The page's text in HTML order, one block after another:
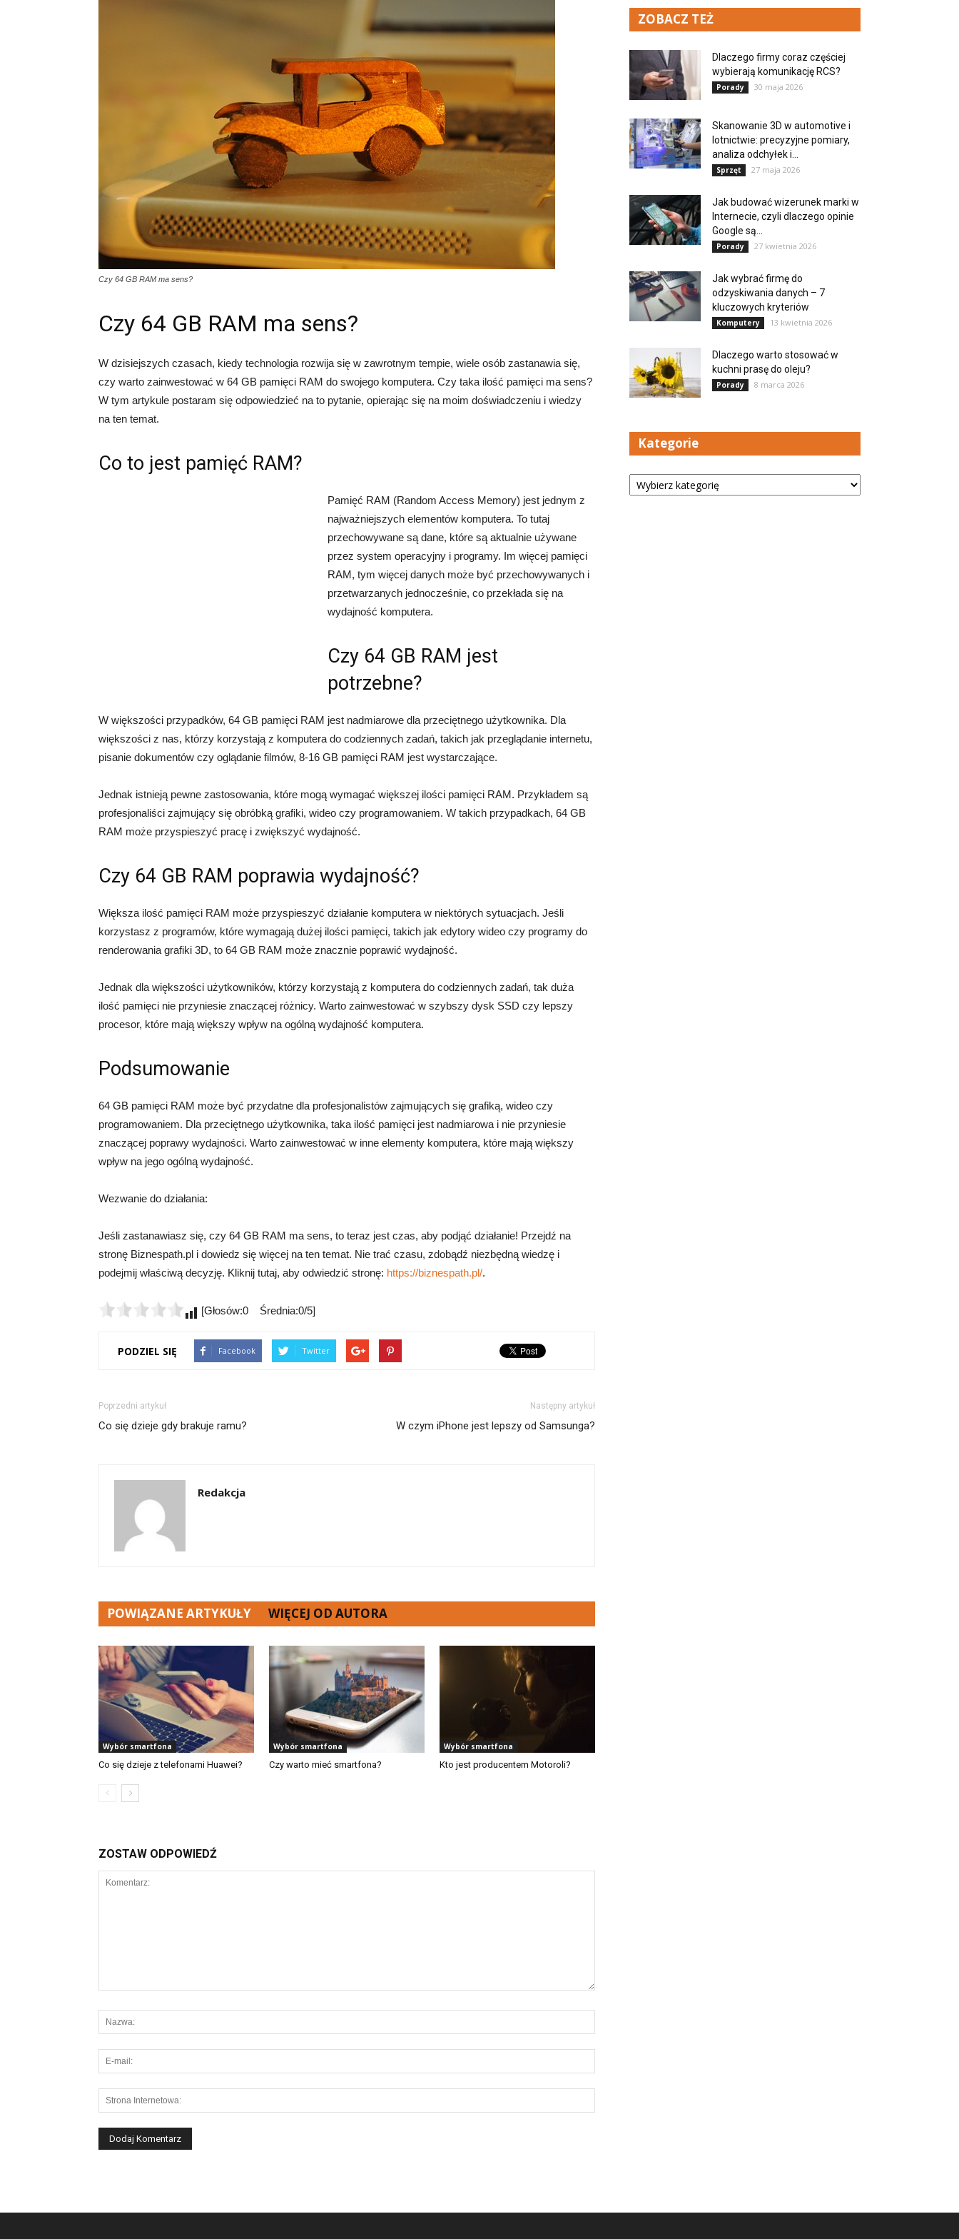
Czy 64 GB RAM ma sens?
Czy 64 GB RAM ma sens?
W dzisiejszych czasach, kiedy technologia rozwija się w zawrotnym tempie, wiele osób zastanawia się,
czy warto zainwestować w 64 GB pamięci RAM do swojego komputera. Czy taka ilość pamięci ma sens?
W tym artykule postaram się odpowiedzieć na to pytanie, opierając się na moim doświadczeniu i wiedzy
na ten temat.
Co to jest pamięć RAM?
Pamięć RAM (Random Access Memory) jest jednym z
najważniejszych elementów komputera. To tutaj
przechowywane są dane, które są aktualnie używane
przez system operacyjny i programy. Im więcej pamięci
RAM, tym więcej danych może być przechowywanych i
przetwarzanych jednocześnie, co przekłada się na
wydajność komputera.
Czy 64 GB RAM jest
potrzebne?
W większości przypadków, 64 GB pamięci RAM jest nadmiarowe dla przeciętnego użytkownika. Dla
większości z nas, którzy korzystają z komputera do codziennych zadań, takich jak przeglądanie internetu,
pisanie dokumentów czy oglądanie filmów, 8-16 GB pamięci RAM jest wystarczające.
Jednak istnieją pewne zastosowania, które mogą wymagać większej ilości pamięci RAM. Przykładem są
profesjonaliści zajmujący się obróbką grafiki, wideo czy programowaniem. W takich przypadkach, 64 GB
RAM może przyspieszyć pracę i zwiększyć wydajność.
Czy 64 GB RAM poprawia wydajność?
Większa ilość pamięci RAM może przyspieszyć działanie komputera w niektórych sytuacjach. Jeśli
korzystasz z programów, które wymagają dużej ilości pamięci, takich jak edytory wideo czy programy do
renderowania grafiki 3D, to 64 GB RAM może znacznie poprawić wydajność.
Jednak dla większości użytkowników, którzy korzystają z komputera do codziennych zadań, tak duża
ilość pamięci nie przyniesie znaczącej różnicy. Warto zainwestować w szybszy dysk SSD czy lepszy
procesor, które mają większy wpływ na ogólną wydajność komputera.
Podsumowanie
64 GB pamięci RAM może być przydatne dla profesjonalistów zajmujących się grafiką, wideo czy
programowaniem. Dla przeciętnego użytkownika, taka ilość pamięci jest nadmiarowa i nie przyniesie
znaczącej poprawy wydajności. Warto zainwestować w inne elementy komputera, które mają większy
wpływ na jego ogólną wydajność.
Wezwanie do działania:
Jeśli zastanawiasz się, czy 64 GB RAM ma sens, to teraz jest czas, aby podjąć działanie! Przejdź na
stronę Biznespath.pl i dowiedz się więcej na ten temat. Nie trać czasu, zdobądź niezbędną wiedzę i
podejmij właściwą decyzję. Kliknij tutaj, aby odwiedzić stronę: https://biznespath.pl/.
[Głosów:0 Średnia:0/5]
PODZIEL SIĘ Facebook Twitter
Poprzedni artykuł
Co się dzieje gdy brakuje ramu?
Następny artykuł
W czym iPhone jest lepszy od Samsunga?
Redakcja
POWIĄZANE ARTYKUŁY WIĘCEJ OD AUTORA
Wybór smartfona
Co się dzieje z telefonami Huawei?
Wybór smartfona
Czy warto mieć smartfona?
Wybór smartfona
Kto jest producentem Motoroli?
ZOSTAW ODPOWIEDŹ
ZOBACZ TEŻ
Dlaczego firmy coraz częściej
wybierają komunikację RCS?
Porady 30 maja 2026
Skanowanie 3D w automotive i
lotnictwie: precyzyjne pomiary,
analiza odchyłek i...
Sprzęt 27 maja 2026
Jak budować wizerunek marki w
Internecie, czyli dlaczego opinie
Google są...
Porady 27 kwietnia 2026
Jak wybrać firmę do
odzyskiwania danych – 7
kluczowych kryteriów
Komputery 13 kwietnia 2026
Dlaczego warto stosować w
kuchni prasę do oleju?
Porady 8 marca 2026
Kategorie
Kategorie